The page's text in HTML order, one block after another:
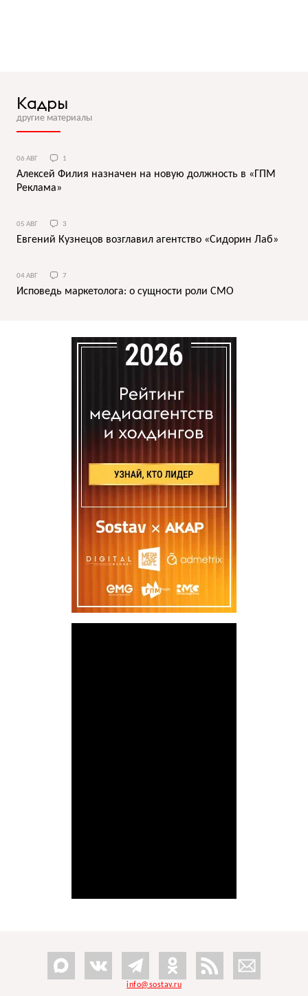
Кадры
другие материалы
06 АВГ 1
Алексей Филия назначен на новую должность в «ГПМ
Реклама»
05 АВГ 3
Евгений Кузнецов возглавил агентство «Сидорин Лаб»
04 АВГ 7
Исповедь маркетолога: о сущности роли СМО
info@sostav.ru